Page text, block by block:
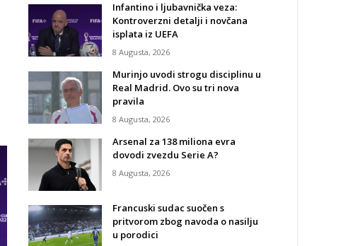
Infantino i ljubavnička veza:
Kontroverzni detalji i novčana
isplata iz UEFA
8 Augusta, 2026
Murinjo uvodi strogu disciplinu u
Real Madrid. Ovo su tri nova
pravila
8 Augusta, 2026
Arsenal za 138 miliona evra
dovodi zvezdu Serie A?
8 Augusta, 2026
Francuski sudac suočen s
pritvorom zbog navoda o nasilju
u porodici